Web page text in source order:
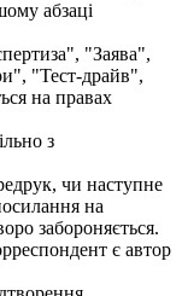
абзаці
"Заява",
"Тест-драйв",
на правах
з
чи наступне
на
забороняється.
є автор